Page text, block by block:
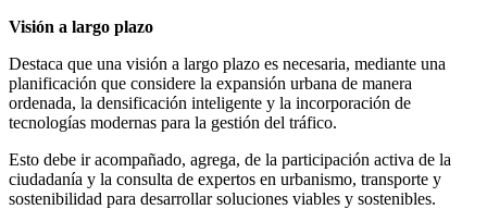
Visión a largo plazo
Destaca que una visión a largo plazo es necesaria, mediante una
planificación que considere la expansión urbana de manera
ordenada, la densificación inteligente y la incorporación de
tecnologías modernas para la gestión del tráfico.
Esto debe ir acompañado, agrega, de la participación activa de la
ciudadanía y la consulta de expertos en urbanismo, transporte y
sostenibilidad para desarrollar soluciones viables y sostenibles.